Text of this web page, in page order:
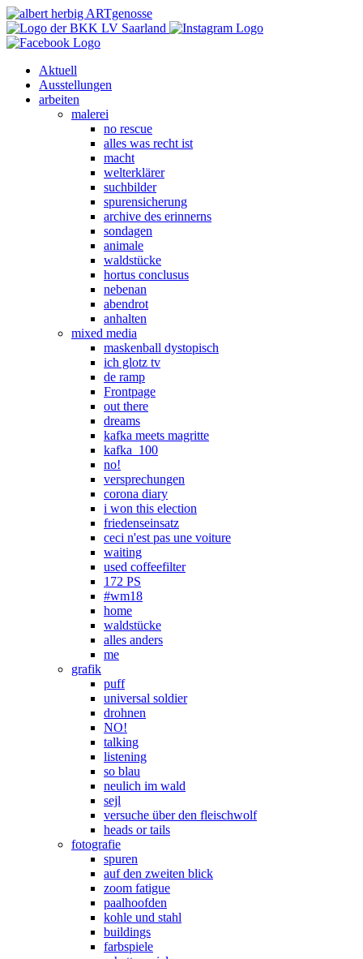
Aktuell
Ausstellungen
arbeiten
malerei
no rescue
alles was recht ist
macht
welterklärer
suchbilder
spurensicherung
archive des erinnerns
sondagen
animale
waldstücke
hortus conclusus
nebenan
abendrot
anhalten
mixed media
maskenball dystopisch
ich glotz tv
de ramp
Frontpage
out there
dreams
kafka meets magritte
kafka_100
no!
versprechungen
corona diary
i won this election
friedenseinsatz
ceci n'est pas une voiture
waiting
used coffeefilter
172 PS
#wm18
home
waldstücke
alles anders
me
grafik
puff
universal soldier
drohnen
NO!
talking
listening
so blau
neulich im wald
sejl
versuche über den fleischwolf
heads or tails
fotografie
spuren
auf den zweiten blick
zoom fatigue
paalhoofden
kohle und stahl
buildings
farbspiele